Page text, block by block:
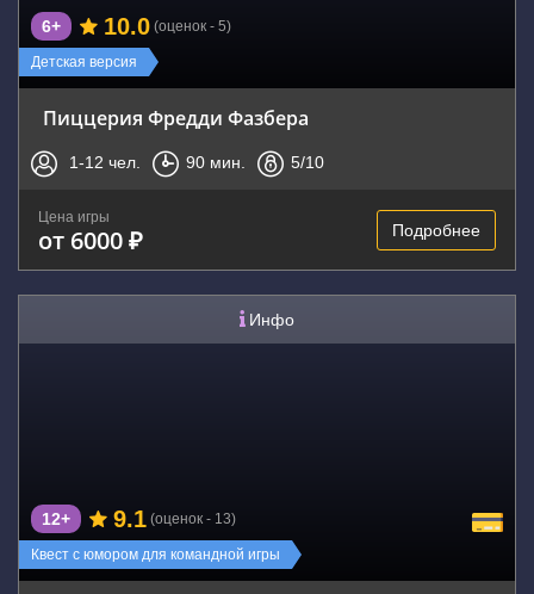
Детская версия
6+ 10.0 (оценок - 5)
Пиццерия Фредди Фазбера
1-12 чел. 90 мин. 5/10
Цена игры
от 6000 ₽ Подробнее
Инфо
Квест с юмором для командной игры
12+ 9.1 (оценок - 13)